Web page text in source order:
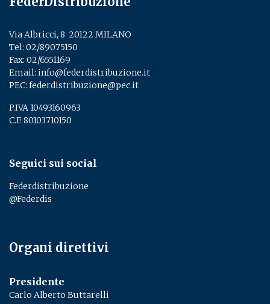
Via Albricci, 8 ­ 20122 MILANO
Tel: 02/89075150
Fax: 02/6551169
Email: info@federdistribuzione.it
PEC: federdistribuzione@pec.it
P.IVA 10493160963
C.F. 80103710150
Seguici sui social
Federdistribuzione
@Federdis
Organi direttivi
Presidente
Carlo Alberto Buttarelli